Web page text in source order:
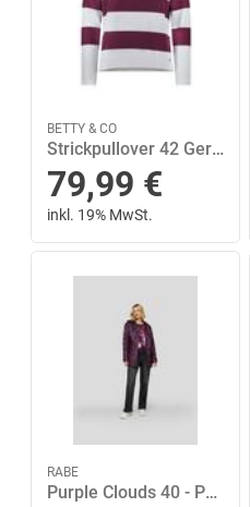
BETTY & CO
Strickpullover 42 Gerade - Grey/dark Red
79,99 €
inkl. 19% MwSt.
RABE
Purple Clouds 40 - Pflaume